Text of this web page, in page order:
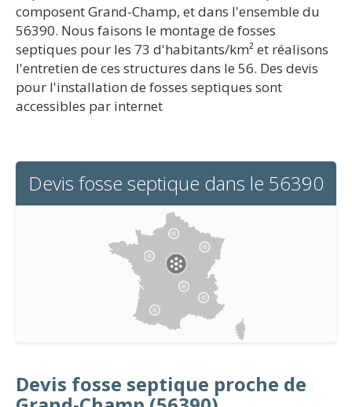
composent Grand-Champ, et dans l'ensemble du
56390. Nous faisons le montage de fosses
septiques pour les 73 d'habitants/km² et réalisons
l'entretien de ces structures dans le 56. Des devis
pour l'installation de fosses septiques sont
accessibles par internet
Devis fosse septique dans le 56390
Devis fosse septique proche de